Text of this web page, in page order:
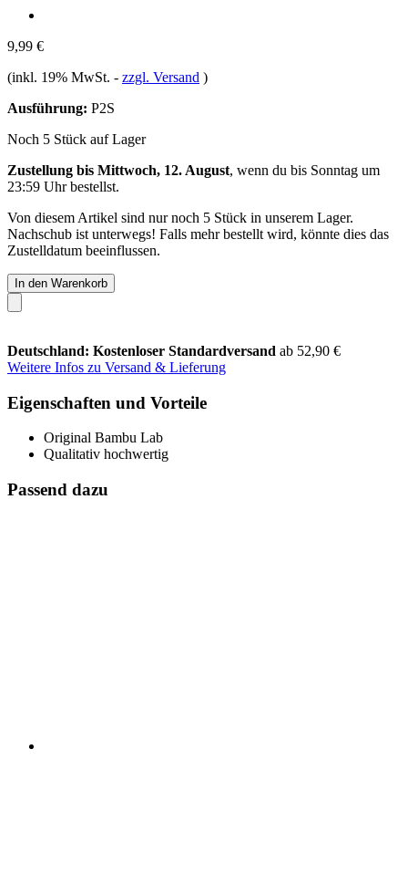
9,99 €
(inkl. 19% MwSt. - zzgl. Versand )
Ausführung: P2S
Noch 5 Stück auf Lager
Zustellung bis Mittwoch, 12. August, wenn du bis Sonntag um
23:59 Uhrbestellst.
Von diesem Artikel sind nur noch 5 Stück in unserem Lager.
Nachschub ist unterwegs! Falls mehr bestellt wird, könnte dies das
Zustelldatum beeinflussen.
In den Warenkorb
Deutschland: Kostenloser Standardversand ab 52,90 €
Weitere Infos zu Versand & Lieferung
Eigenschaften und Vorteile
Original Bambu Lab
Qualitativ hochwertig
Passend dazu